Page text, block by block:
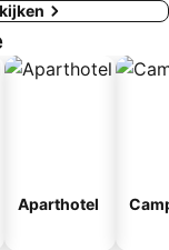
Aparthotel